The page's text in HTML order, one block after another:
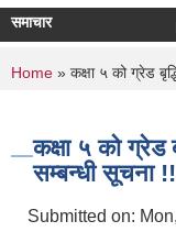
समाचार
You are
Home » कक्षा ५ को ग्रेड
कक्षा ५ को ग्रेड
सम्बन्धी सूचना
Submitted on: